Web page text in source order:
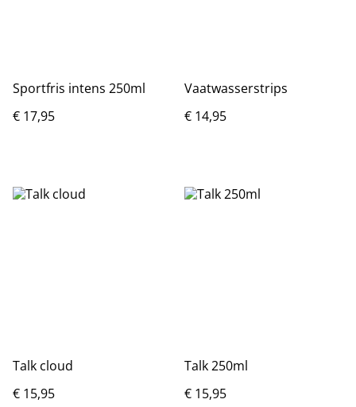
Sportfris intens 250ml
€ 17,95
Vaatwasserstrips
€ 14,95
Talk cloud
€ 15,95
Talk 250ml
€ 15,95